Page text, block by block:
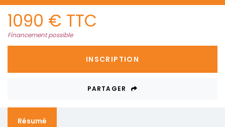
1090 € TTC
Financement possible
INSCRIPTION
PARTAGER
Résumé